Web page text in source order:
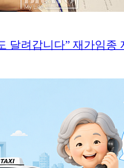
달려갑니다” 재가임종